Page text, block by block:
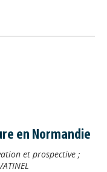
en Normandie
et prospective ;